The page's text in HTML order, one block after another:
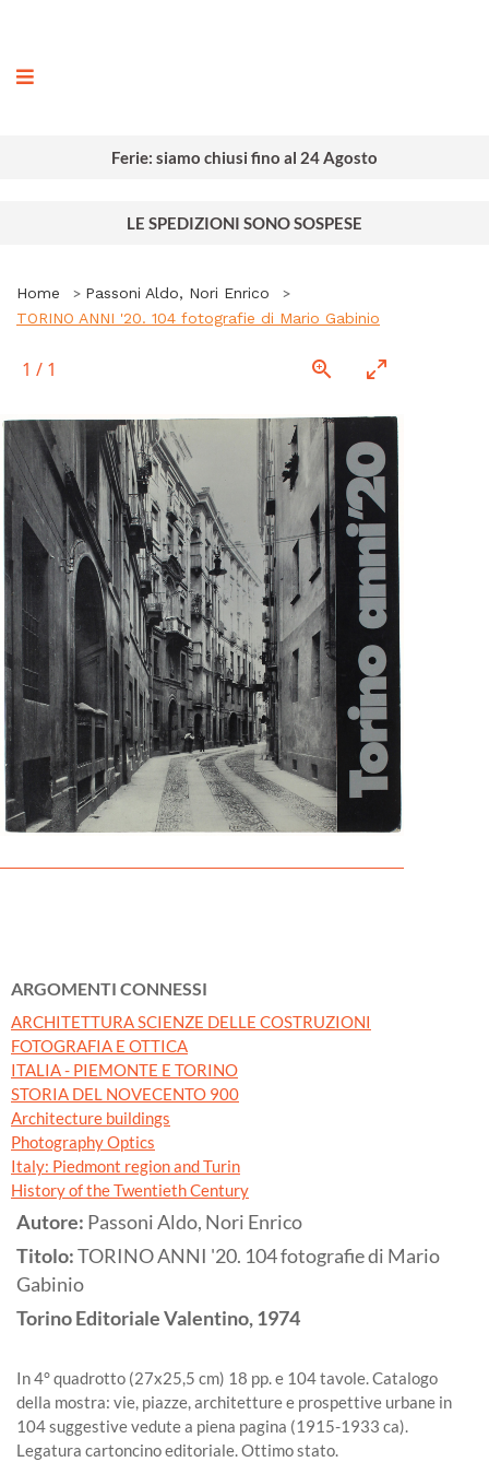
Ferie: siamo chiusi fino al 24 Agosto
LE SPEDIZIONI SONO SOSPESE
Home
Passoni Aldo, Nori Enrico
TORINO ANNI '20. 104 fotografie di Mario Gabinio
1 / 1
ARGOMENTI CONNESSI
ARCHITETTURA SCIENZE DELLE COSTRUZIONI
FOTOGRAFIA E OTTICA
ITALIA - PIEMONTE E TORINO
STORIA DEL NOVECENTO 900
Architecture buildings
Photography Optics
Italy: Piedmont region and Turin
History of the Twentieth Century
Autore: Passoni Aldo, Nori Enrico
Titolo:TORINO ANNI '20. 104 fotografie di Mario
Gabinio
TorinoEditoriale Valentino,1974
In 4° quadrotto (27x25,5 cm) 18 pp. e 104 tavole. Catalogo
della mostra: vie, piazze, architetture e prospettive urbane in
104 suggestive vedute a piena pagina (1915-1933 ca).
Legatura cartoncino editoriale. Ottimo stato.